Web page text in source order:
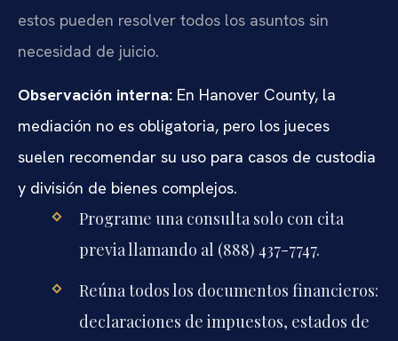
estos pueden resolver todos los asuntos sin
necesidad de juicio.
Observación interna: En Hanover County, la
mediación no es obligatoria, pero los jueces
suelen recomendar su uso para casos de custodia
y división de bienes complejos.
Programe una consulta solo con cita
previa llamando al (888) 437-7747.
Reúna todos los documentos financieros:
declaraciones de impuestos, estados de